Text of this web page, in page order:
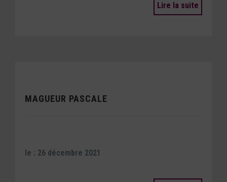
Lire la suite
MAGUEUR PASCALE
le : 26 décembre 2021